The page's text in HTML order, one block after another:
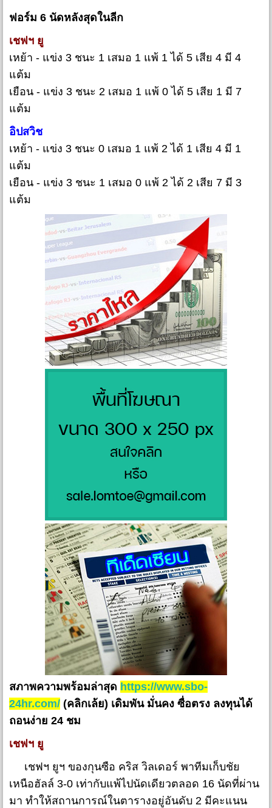
ฟอร์ม 6 นัดหลังสุดในลีก
เชฟฯ ยู
เหย้า - แข่ง 3 ชนะ 1 เสมอ 1 แพ้ 1 ได้ 5 เสีย 4 มี 4
แต้ม
เยือน - แข่ง 3 ชนะ 2 เสมอ 1 แพ้ 0 ได้ 5 เสีย 1 มี 7
แต้ม
อิปสวิช
เหย้า - แข่ง 3 ชนะ 0 เสมอ 1 แพ้ 2 ได้ 1 เสีย 4 มี 1
แต้ม
เยือน - แข่ง 3 ชนะ 1 เสมอ 0 แพ้ 2 ได้ 2 เสีย 7 มี 3
แต้ม
สภาพความพร้อมล่าสุด https://www.sbo-
24hr.com/ (คลิกเล้ย) เดิมพัน มั่นคง ซื่อตรง ลงทุนได้
ถอนง่าย 24 ชม
เชฟฯ ยู
เชฟฯ ยูฯ ของกุนซือ คริส วิลเดอร์ พาทีมเก็บชัย
เหนือฮัลล์ 3-0 เท่ากับแพ้ไปนัดเดียวตลอด 16 นัดที่ผ่าน
มา ทำให้สถานการณ์ในตารางอยู่อันดับ 2 มีคะแนน